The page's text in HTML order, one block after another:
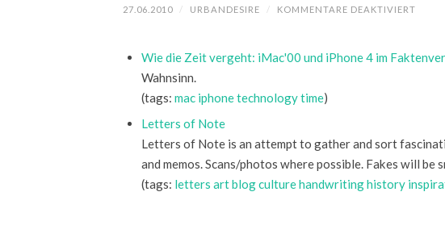
27.06.2010 / URBANDESIRE / KOMMENTARE DEAKTIVIERT
27
Wie die Zeit vergeht: iMac'00 und iPhone 4 im
Wahnsinn.
(tags: mac iphonetechnologytime)
Letters of Note
Letters of Note is an attempt to gather and sort
and memos. Scans/photos where possible. Fakes will be
(tags: letters artblogculturehandwritinghistory